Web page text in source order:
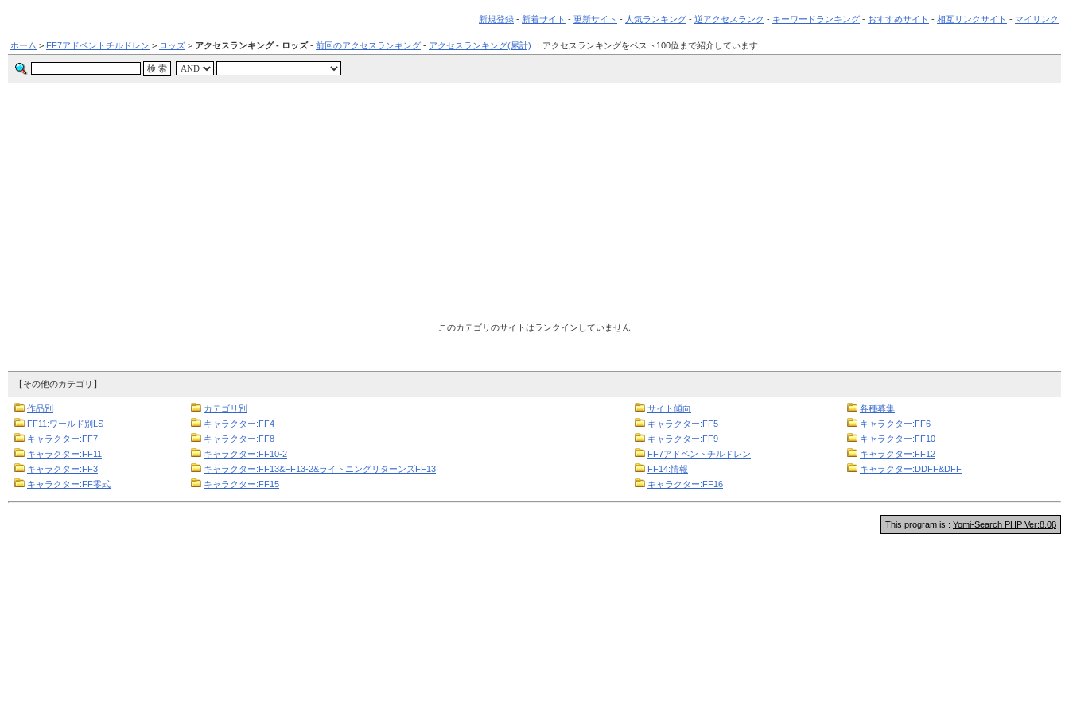
新規登録 - 新着サイト - 更新サイト - 人気ランキング - 逆アクセスランク - キーワードランキング - おすすめサイト - 相互リンクサイト - マイリンク
ホーム > FF7アドベントチルドレン > ロッズ > アクセスランキング - ロッズ- 前回のアクセスランキング - アクセスランキング(累計) ：アクセスランキングをベスト100位まで紹介しています
このカテゴリのサイトはランクインしていません
【その他のカテゴリ】
作品別 カテゴリ別 サイト傾向
各種募集
FF11:ワールド別LS
キャラクター:FF4 キャラクター:FF5
キャラクター:FF6
キャラクター:FF7
キャラクター:FF8 キャラクター:FF9
キャラクター:FF10
キャラクター:FF11
キャラクター:FF10-2 FF7アドベントチルドレン
キャラクター:FF12
キャラクター:FF3
キャラクター:FF13&FF13-2&ライトニングリターンズFF13 FF14:情報
キャラクター:DDFF&DFF
キャラクター:FF零式
キャラクター:FF15 キャラクター:FF16
This program is : Yomi-Search PHP Ver:8.0β